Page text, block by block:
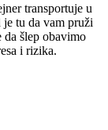
transportuje u
tu da vam pruži
šlep obavimo
i rizika.